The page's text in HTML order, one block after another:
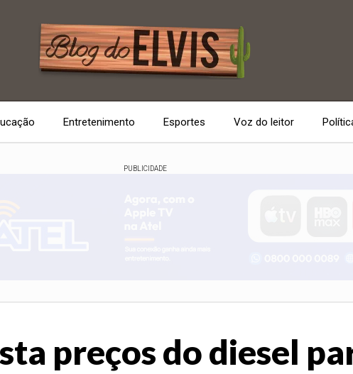
Entretenimento Esportes Voz do leitor
PUBLICIDADE
preços do diesel